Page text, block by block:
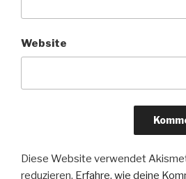
Website
Diese Website verwendet
reduzieren. Erfahre, wie deine